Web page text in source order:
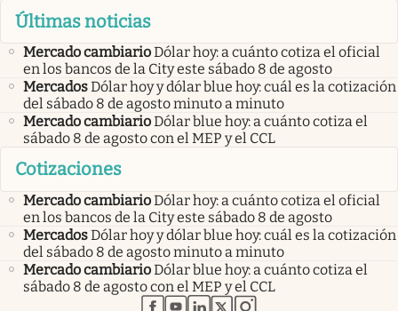
Últimas noticias
Mercado cambiarioDólar hoy: a cuánto cotiza el oficial
en los bancos de la City este sábado 8 de agosto
MercadosDólar hoy y dólar blue hoy: cuál es la cotización
del sábado 8 de agosto minuto a minuto
Mercado cambiarioDólar blue hoy: a cuánto cotiza el
sábado 8 de agosto con el MEP y el CCL
Cotizaciones
Mercado cambiarioDólar hoy: a cuánto cotiza el oficial
en los bancos de la City este sábado 8 de agosto
MercadosDólar hoy y dólar blue hoy: cuál es la cotización
del sábado 8 de agosto minuto a minuto
Mercado cambiarioDólar blue hoy: a cuánto cotiza el
sábado 8 de agosto con el MEP y el CCL
abre en nueva pestaña
abre en nueva pestaña
abre en nueva pestaña
abre en nueva pestaña
abre en nueva pestaña